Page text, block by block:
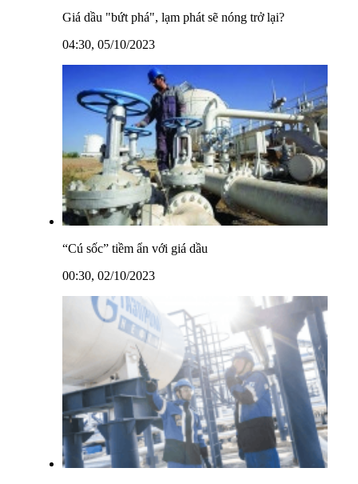
Giá dầu "bứt phá", lạm phát sẽ nóng trở lại?
04:30, 05/10/2023
“Cú sốc” tiềm ẩn với giá dầu
00:30, 02/10/2023